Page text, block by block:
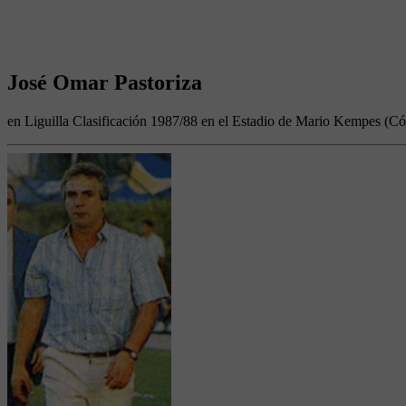
José Omar Pastoriza
en Liguilla Clasificación 1987/88 en el Estadio de Mario Kempes